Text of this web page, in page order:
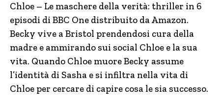
Chloe – Le maschere della verità: thriller in 6
episodi di BBC One distribuito da Amazon.
Becky vive a Bristol prendendosi cura della
madre e ammirando sui social Chloe e la sua
vita. Quando Chloe muore Becky assume
l’identità di Sasha e si infiltra nella vita di
Chloe per cercare di capire cosa le sia successo.